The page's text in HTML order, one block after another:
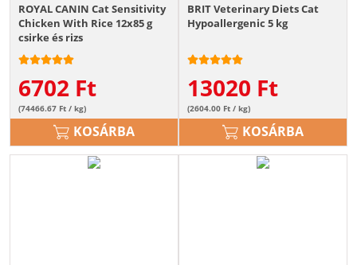
ROYAL CANIN Cat Sensitivity
Chicken With Rice 12x85 g
csirke és rizs
6702 Ft
(74466.67 Ft / kg)
KOSÁRBA
BRIT Veterinary Diets Cat
Hypoallergenic 5 kg
13020 Ft
(2604.00 Ft / kg)
KOSÁRBA